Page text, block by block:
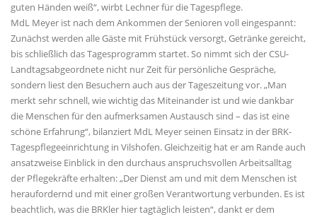
guten Händen weiß“, wirbt Lechner für die Tagespflege.
MdL Meyer ist nach dem Ankommen der Senioren voll eingespannt:
Zunächst werden alle Gäste mit Frühstück versorgt, Getränke gereicht,
bis schließlich das Tagesprogramm startet. So nimmt sich der CSU-
Landtagsabgeordnete nicht nur Zeit für persönliche Gespräche,
sondern liest den Besuchern auch aus der Tageszeitung vor. „Man
merkt sehr schnell, wie wichtig das Miteinander ist und wie dankbar
die Menschen für den aufmerksamen Austausch sind – das ist eine
schöne Erfahrung“, bilanziert MdL Meyer seinen Einsatz in der BRK-
Tagespflegeeinrichtung in Vilshofen. Gleichzeitig hat er am Rande auch
ansatzweise Einblick in den durchaus anspruchsvollen Arbeitsalltag
der Pflegekräfte erhalten: „Der Dienst am und mit dem Menschen ist
heraufordernd und mit einer großen Verantwortung verbunden. Es ist
beachtlich, was die BRKler hier tagtäglich leisten“, dankt er dem